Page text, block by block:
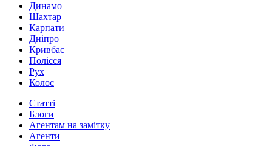
Динамо
Шахтар
Карпати
Дніпро
Кривбас
Полісся
Рух
Колос
Статті
Блоги
Агентам на замітку
Агенти